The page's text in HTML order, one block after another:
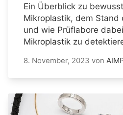
Ein Überblick zu
Mikroplastik, dem Stand
und wie Prüflabore
Mikroplastik zu
8. November, 2023 von